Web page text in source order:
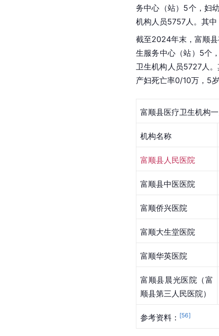
务中心（站）5个，妇
机构人员5757人。其
截至2024年末，富顺
生服务中心（站）5个
卫生机构人员5727人
产妇死亡率0/10万，5
富顺县医疗卫生机构
机构名称
富顺县人民医院
富顺县中医医院
富顺侨兴医院
富顺大生堂医院
富顺华英医院
富顺县晨光医院（富
顺县第三人民医院）
参考资料： [56]